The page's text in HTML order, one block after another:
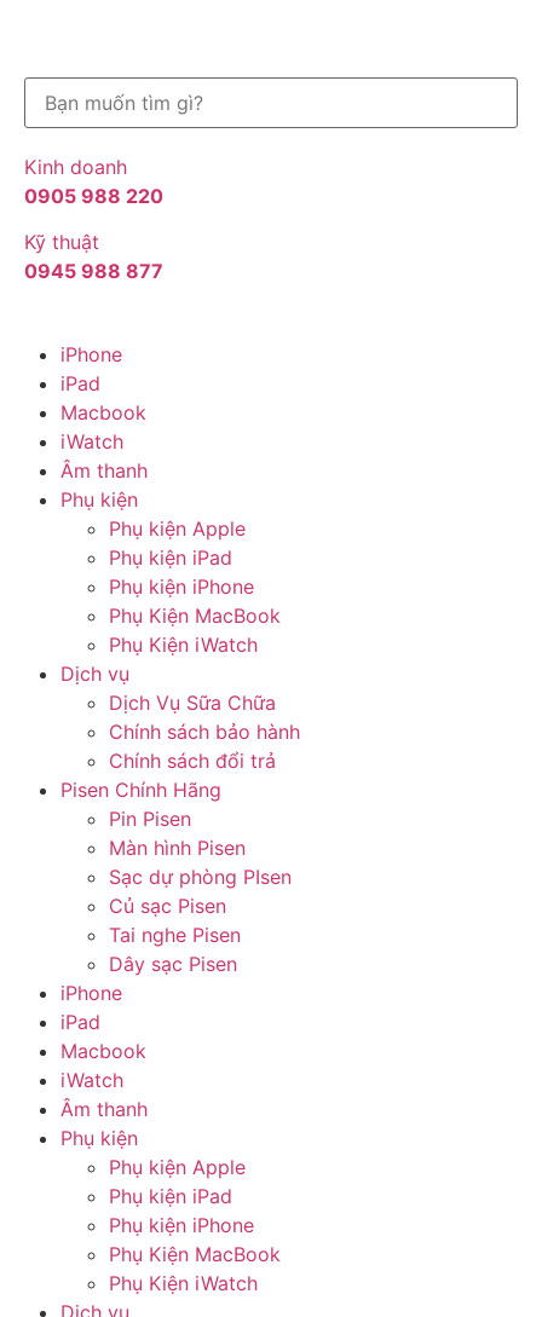
Kinh doanh
0905 988 220
Kỹ thuật
0945 988 877
iPhone
iPad
Macbook
iWatch
Âm thanh
Phụ kiện
Phụ kiện Apple
Phụ kiện iPad
Phụ kiện iPhone
Phụ Kiện MacBook
Phụ Kiện iWatch
Dịch vụ
Dịch Vụ Sữa Chữa
Chính sách bảo hành
Chính sách đổi trả
Pisen Chính Hãng
Pin Pisen
Màn hình Pisen
Sạc dự phòng PIsen
Củ sạc Pisen
Tai nghe Pisen
Dây sạc Pisen
iPhone
iPad
Macbook
iWatch
Âm thanh
Phụ kiện
Phụ kiện Apple
Phụ kiện iPad
Phụ kiện iPhone
Phụ Kiện MacBook
Phụ Kiện iWatch
Dịch vụ